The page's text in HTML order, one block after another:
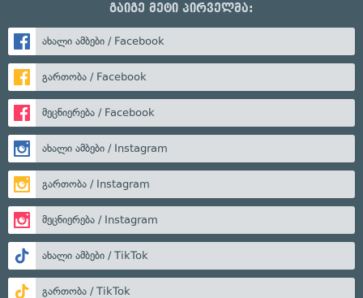
გაიგე მეტი პირველმა:
ახალი ამბები / Facebook
გართობა / Facebook
მეცნიერება / Facebook
ახალი ამბები / Instagram
გართობა / Instagram
მეცნიერება / Instagram
ახალი ამბები / TikTok
გართობა / TikTok